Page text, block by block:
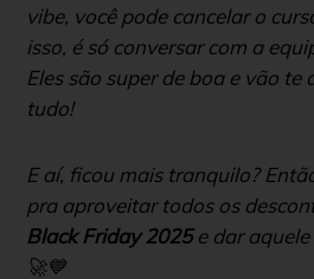
vibe, você pode cancelar o
isso, é só conversar com a
Eles são super de boa e vão te
tudo!
E aí, ficou mais tranquilo?
pra aproveitar todos os
Black Friday 2025e dar aquele
🚀💙